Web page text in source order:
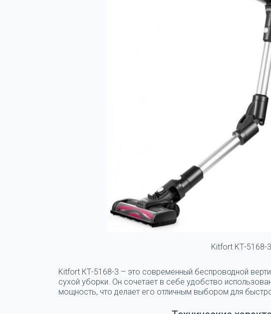
Kitfort КТ-5168-3
Kitfort КТ-5168-3 – это современный беспроводной
сухой уборки. Он сочетает в себе удобство
мощность, что делает его отличным выбором для